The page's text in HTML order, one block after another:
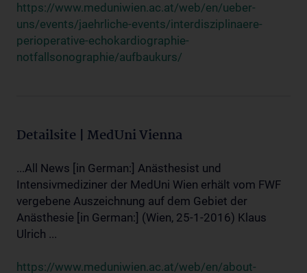
https://www.meduniwien.ac.at/web/en/ueber-
uns/events/jaehrliche-events/interdisziplinaere-
perioperative-echokardiographie-
notfallsonographie/aufbaukurs/
Detailsite | MedUni Vienna
...All News [in German:] Anästhesist und
Intensivmediziner der MedUni Wien erhält vom FWF
vergebene Auszeichnung auf dem Gebiet der
Anästhesie [in German:] (Wien, 25-1-2016) Klaus
Ulrich ...
https://www.meduniwien.ac.at/web/en/about-